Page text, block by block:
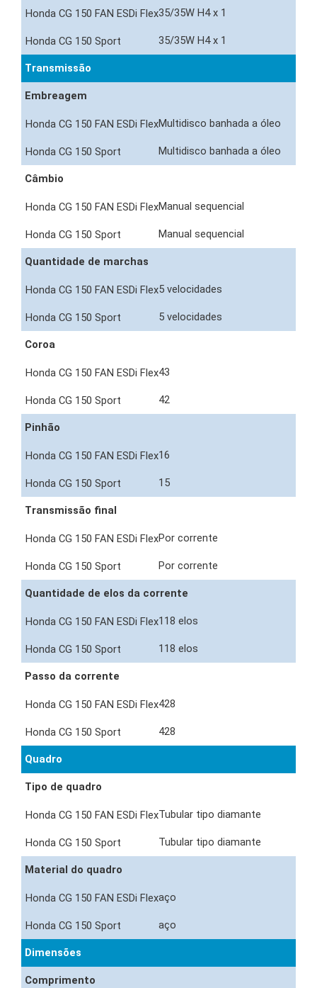
35/35W H4 x 1
35/35W H4 x 1
Transmissão
Embreagem
Multidisco banhada a óleo
Multidisco banhada a óleo
Câmbio
Manual sequencial
Manual sequencial
Quantidade de marchas
5 velocidades
5 velocidades
Coroa
43
42
Pinhão
16
15
Transmissão final
Por corrente
Por corrente
Quantidade de elos da corrente
118 elos
118 elos
Passo da corrente
428
428
Quadro
Tipo de quadro
Tubular tipo diamante
Tubular tipo diamante
Material do quadro
aço
aço
Dimensões
Comprimento